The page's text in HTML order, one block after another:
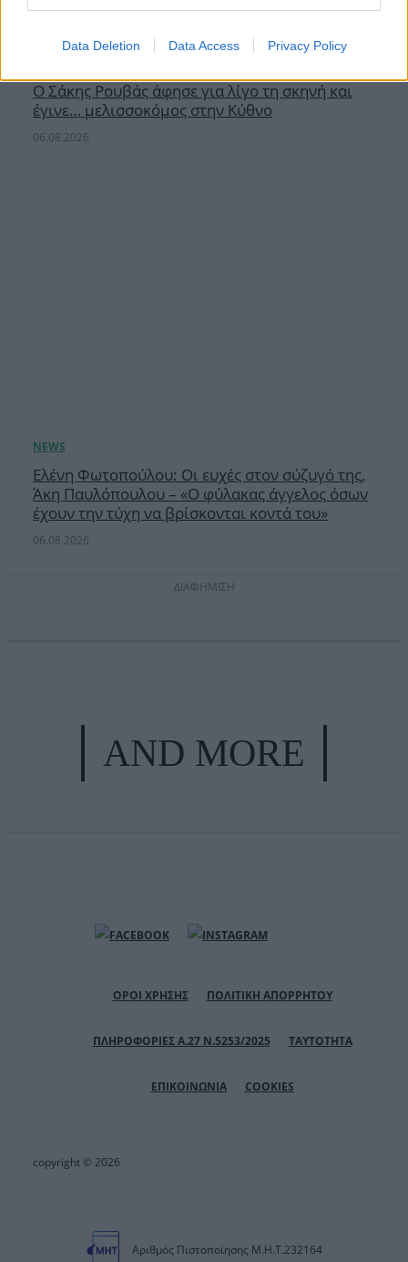
Data Deletion Data Access Privacy Policy
Ο Σάκης Ρουβάς άφησε για λίγο τη σκηνή και
έγινε… μελισσοκόμος στην Κύθνο
06.08.2026
Ελένη Φωτοπούλου: Οι ευχές στον σύζυγό της,
Άκη Παυλόπουλου – «Ο φύλακας άγγελος όσων
έχουν την τύχη να βρίσκονται κοντά του»
06.08.2026
ΔΙΑΦΗΜΙΣΗ
AND MORE
ΟΡΟΙ ΧΡΗΣΗΣ ΠΟΛΙΤΙΚΗ ΑΠΟΡΡΗΤΟΥ
ΠΛΗΡΟΦΟΡΙΕΣ Α.27 Ν.5253/2025 ΤΑΥΤΟΤΗΤΑ
ΕΠΙΚΟΙΝΩΝΙΑ COOKIES
copyright © 2026
Αριθμός Πιστοποίησης Μ.Η.Τ.232164